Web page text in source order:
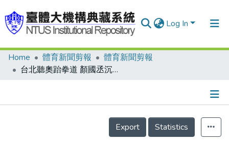
Log In
Communities & Collections
Home 體育新聞剪報
體育新聞剪報
台北聽奧跆拳道 顏國丞沉穩 父母到場助陣踢銅 裁判拒執法逼邱共鉦道歉/顏國丞小檔案/跆拳金量不足 各量級參賽人數未滿額/含淚獻給過世大哥 徐偉倫過肩摔鍍銅 發揮6成教練嘆可惜/徐偉倫小檔案/砰砰砰重節奏 法國金牌聽耳機/妹妹林香孜保銅 林文芳摘銀懊惱 老公支持幫她洗衣服/林文芳小檔案
Details
Export
Statistics